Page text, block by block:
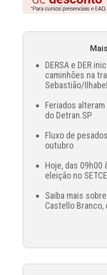
DERSA e DER
caminhões na
Sebastião/
Feriados
do Detran.SP
Fluxo de
outubro
Hoje, das 09h00
eleição no
Saiba mais
Castello Branco,